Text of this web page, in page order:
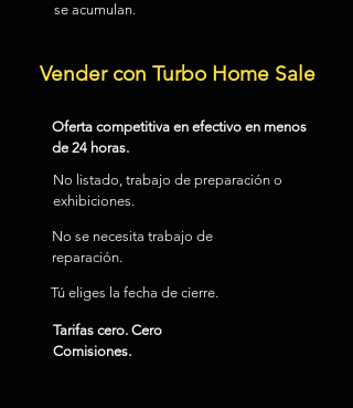
se acumulan.
Vender con Turbo Home Sale
Oferta competitiva en efectivo en menos
de 24 horas.
No listado, trabajo de preparación o
exhibiciones.
No se necesita trabajo de
reparación.
Tú eliges la fecha de cierre.
Tarifas cero. Cero
Comisiones.